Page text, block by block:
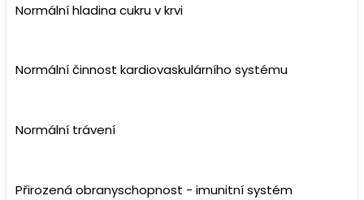
Normální hladina cukru v krvi
Normální činnost kardiovaskulárního systému
Normální trávení
Přirozená obranyschopnost - imunitní systém